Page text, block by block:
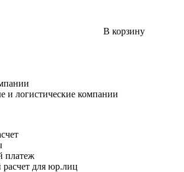
В корзину
и логистические компании
платеж
для юр.лиц